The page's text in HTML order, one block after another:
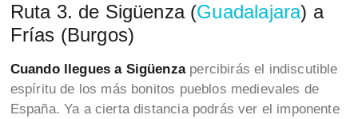
Ruta 3. de Sigüenza (Guadalajara) a
Frías (Burgos)
Cuando llegues a Sigüenzapercibirás el indiscutible
espíritu de los más bonitos pueblos medievales de
España. Ya a cierta distancia podrás ver el imponente